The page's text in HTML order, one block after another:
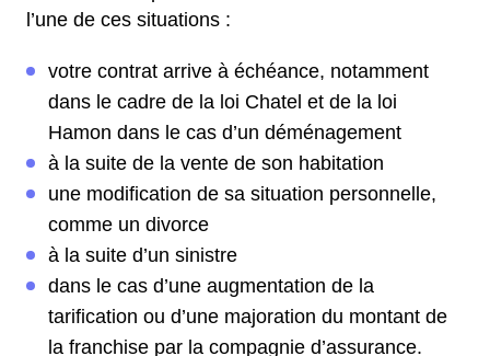
l’une de ces situations :
votre contrat arrive à échéance, notamment
dans le cadre de la loi Chatel et de la loi
Hamon dans le cas d’un déménagement
à la suite de la vente de son habitation
une modification de sa situation personnelle,
comme un divorce
à la suite d’un sinistre
dans le cas d’une augmentation de la
tarification ou d’une majoration du montant de
la franchise par la compagnie d’assurance.